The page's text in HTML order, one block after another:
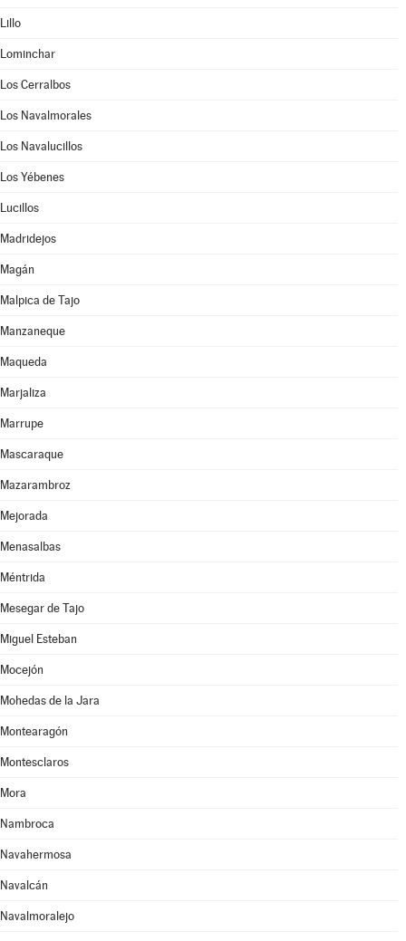
Lillo
Lominchar
Los Cerralbos
Los Navalmorales
Los Navalucillos
Los Yébenes
Lucillos
Madridejos
Magán
Malpica de Tajo
Manzaneque
Maqueda
Marjaliza
Marrupe
Mascaraque
Mazarambroz
Mejorada
Menasalbas
Méntrida
Mesegar de Tajo
Miguel Esteban
Mocejón
Mohedas de la Jara
Montearagón
Montesclaros
Mora
Nambroca
Navahermosa
Navalcán
Navalmoralejo